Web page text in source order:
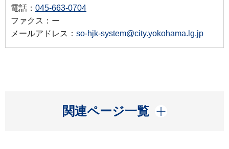
電話： 045-663-0704
ファクス：ー
メールアドレス： so-hjk-system@city.yokohama.lg.jp
関連ページ一覧
開く